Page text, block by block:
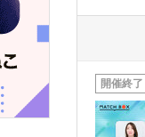
開催終了